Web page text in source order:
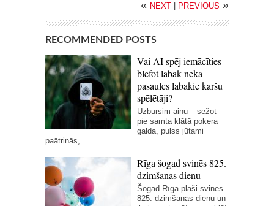
« NEXT PREVIOUS »
RECOMMENDED POSTS
Vai AI spēj iemācīties
blefot labāk nekā
pasaules labākie kāršu
spēlētāji?
Uzbursim ainu – sēžot
pie samta klātā pokera
galda, pulss jūtami
paātrinās,...
Rīga šogad svinēs 825.
dzimšanas dienu
Šogad Rīga plaši svinēs
825. dzimšanas dienu un